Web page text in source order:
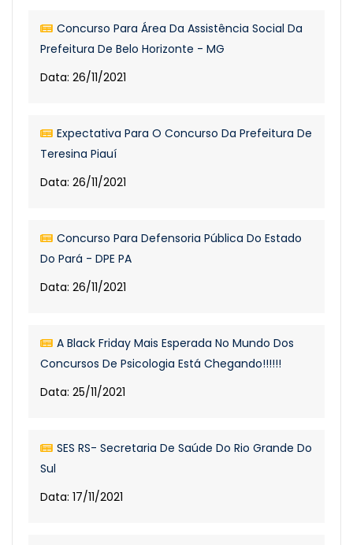
Concurso Para Área Da Assistência Social Da
Prefeitura De Belo Horizonte - MG
Data: 26/11/2021
Expectativa Para O Concurso Da Prefeitura De
Teresina Piauí
Data: 26/11/2021
Concurso Para Defensoria Pública Do Estado
Do Pará - DPE PA
Data: 26/11/2021
A Black Friday Mais Esperada No Mundo Dos
Concursos De Psicologia Está Chegando!!!!!!
Data: 25/11/2021
SES RS- Secretaria De Saúde Do Rio Grande Do
Sul
Data: 17/11/2021